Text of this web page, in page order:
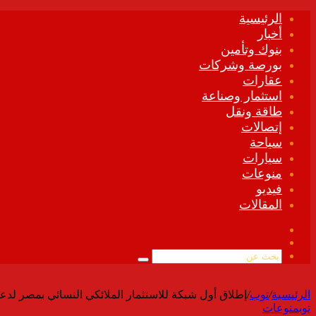
الرئيسية
أخبار
بنوك وتأمين
بورصة وشركات
عقارات
استثمار وصناعة
طاقة ونقل
إتصالات
سياحة
سيارات
منوعات
فيديو
المقالات
الموقع
بحث
الرئيسية/توب/ إطلاق أول شبكة للاستثمار الملائكي النسائي بمصر
توبمنوعات